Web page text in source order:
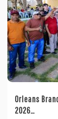
Orleans
2026…